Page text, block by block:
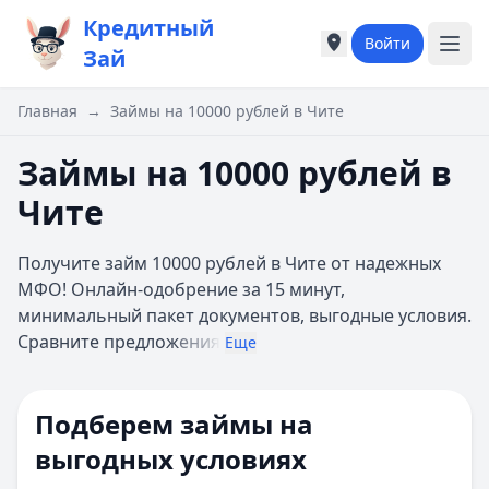
Кредитный
Зай
Города России
Москва
Екатеринбург
Казань
Б
Барнаул
Белгород
Города России
Москва
Екатеринбург
Казань
Б
Барнаул
Белгород
Войти
Главная → Займы на 10000 рублей в Чите
Займы на 10000 рублей в
Чите
Получите займ 10000 рублей в Чите от надежных
МФО! Онлайн-одобрение за 15 минут,
минимальный пакет документов, выгодные условия.
Сравните предложения Еще
Подберем займы на
выгодных условиях